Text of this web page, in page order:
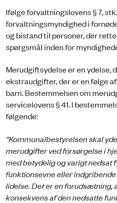
Ifølge forvaltningslovens § 7,
forvaltningsmyndighed i
og bistand til personer, der
spørgsmål inden for
Merudgiftsydelse er en ydelse,
ekstraudgifter, der er en følge
barn. Bestemmelsen om
servicelovens § 41. I
følgende:
”Kommunalbestyrelsen skal
merudgifter ved forsørgelse i
med betydelig og varigt nedsat
funktionsevne eller
lidelse. Det er en forudsætning,
konsekvens af den nedsatte